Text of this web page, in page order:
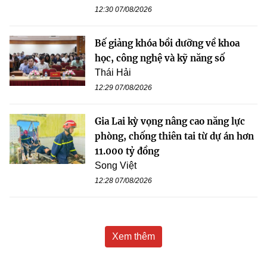
12:30 07/08/2026
Bế giảng khóa bồi dưỡng về khoa
học, công nghệ và kỹ năng số
Thái Hải
12:29 07/08/2026
Gia Lai kỳ vọng nâng cao năng lực
phòng, chống thiên tai từ dự án hơn
11.000 tỷ đồng
Song Việt
12:28 07/08/2026
Xem thêm